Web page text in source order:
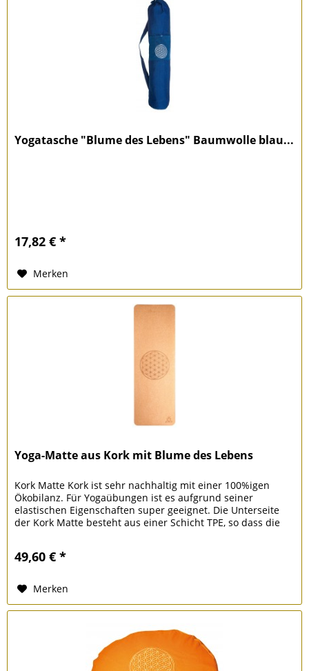
Yogatasche "Blume des Lebens" Baumwolle blau...
17,82 € *
Merken
Yoga-Matte aus Kork mit Blume des Lebens
Kork Matte Kork ist sehr nachhaltig mit einer 100%igen
Ökobilanz. Für Yogaübungen ist es aufgrund seiner
elastischen Eigenschaften super geeignet. Die Unterseite
der Kork Matte besteht aus einer Schicht TPE, so dass die
49,60 € *
Merken